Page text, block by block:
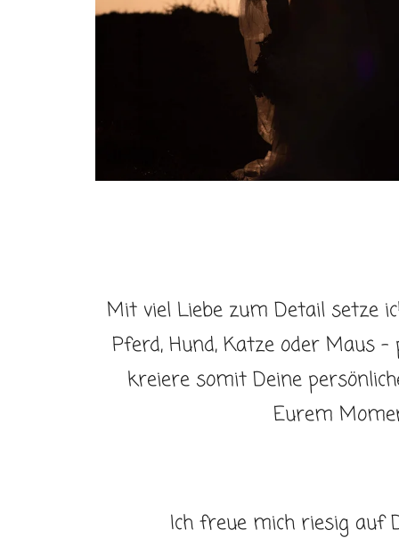
Mit viel Liebe zum Detail setze
Pferd, Hund, Katze oder Maus
kreiere somit Deine
Eurem
Ich freue mich riesig auf